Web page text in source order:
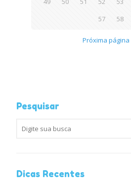
57
58
Próxima página
Pesquisar
Dicas Recentes